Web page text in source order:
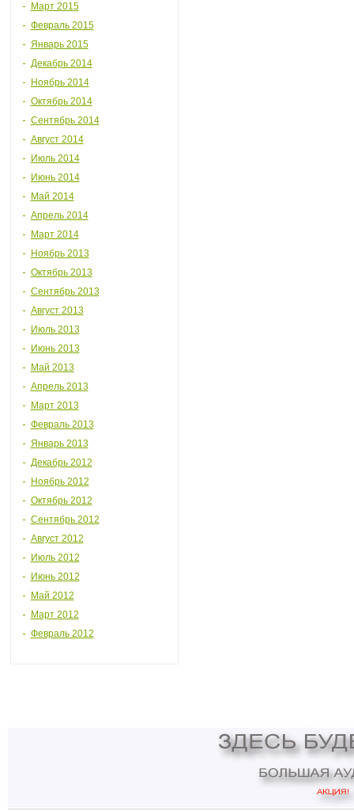
Март 2015
Февраль 2015
Январь 2015
Декабрь 2014
Ноябрь 2014
Октябрь 2014
Сентябрь 2014
Август 2014
Июль 2014
Июнь 2014
Май 2014
Апрель 2014
Март 2014
Ноябрь 2013
Октябрь 2013
Сентябрь 2013
Август 2013
Июль 2013
Июнь 2013
Май 2013
Апрель 2013
Март 2013
Февраль 2013
Январь 2013
Декабрь 2012
Ноябрь 2012
Октябрь 2012
Сентябрь 2012
Август 2012
Июль 2012
Июнь 2012
Май 2012
Март 2012
Февраль 2012